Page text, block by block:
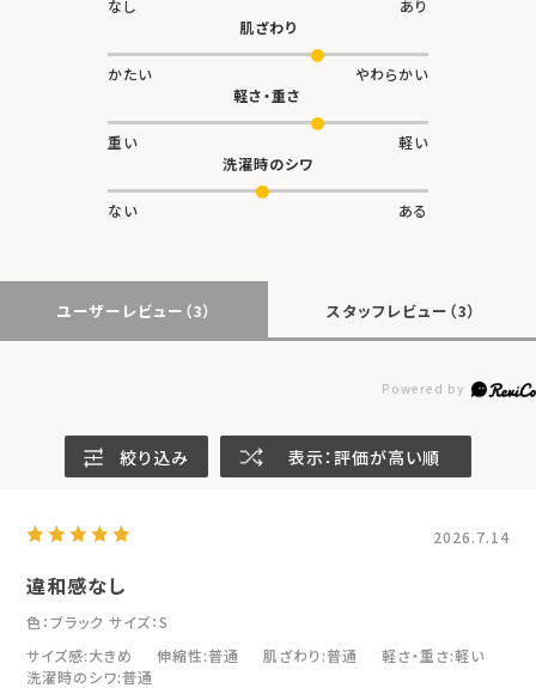
なし
あり
肌ざわり
かたい
やわらかい
軽さ・重さ
重い
軽い
洗濯時のシワ
ない ある
ユーザーレビュー （3） スタッフレビュー （3）
絞り込み 表示：評価が高い順
2026.7.14
違和感なし
色：ブラック サイズ：S
サイズ感:大きめ 伸縮性:普通 肌ざわり :普通 軽さ・重さ:軽い
洗濯時のシワ:普通